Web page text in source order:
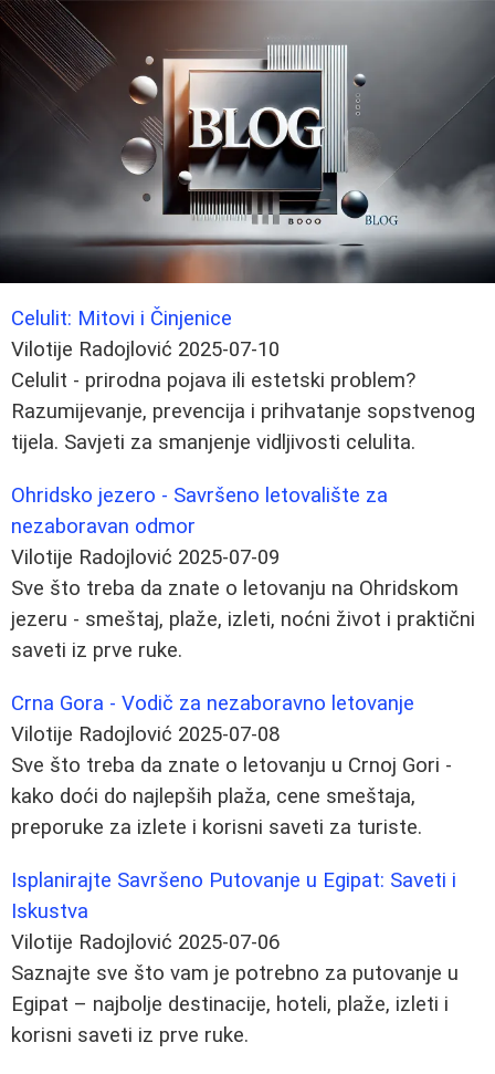
Celulit: Mitovi i Činjenice
Vilotije Radojlović 2025-07-10
Celulit - prirodna pojava ili estetski problem?
Razumijevanje, prevencija i prihvatanje sopstvenog
tijela. Savjeti za smanjenje vidljivosti celulita.
Ohridsko jezero - Savršeno letovalište za
nezaboravan odmor
Vilotije Radojlović 2025-07-09
Sve što treba da znate o letovanju na Ohridskom
jezeru - smeštaj, plaže, izleti, noćni život i praktični
saveti iz prve ruke.
Crna Gora - Vodič za nezaboravno letovanje
Vilotije Radojlović 2025-07-08
Sve što treba da znate o letovanju u Crnoj Gori -
kako doći do najlepših plaža, cene smeštaja,
preporuke za izlete i korisni saveti za turiste.
Isplanirajte Savršeno Putovanje u Egipat: Saveti i
Iskustva
Vilotije Radojlović 2025-07-06
Saznajte sve što vam je potrebno za putovanje u
Egipat – najbolje destinacije, hoteli, plaže, izleti i
korisni saveti iz prve ruke.